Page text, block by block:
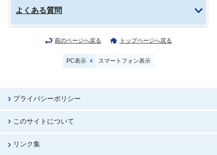
よくある質問
前のページへ戻る トップページへ戻る
PC表示 スマートフォン表示
プライバシーポリシー
このサイトについて
リンク集